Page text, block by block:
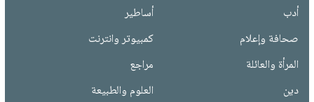
أدب
أساطير
صحافة وإعلام
كمبيوتر وانترنت
المرأة والعائلة
مراجع
دين
العلوم والطبيعة